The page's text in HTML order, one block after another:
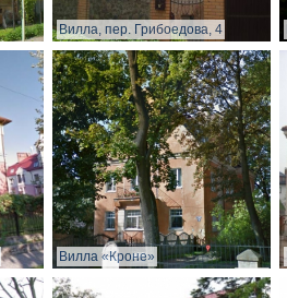
Вилла, пер. Грибоедова, 4
Вилла «Кроне»